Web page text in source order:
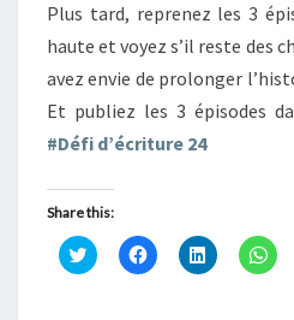
Plus tard, reprenez les 3
haute et voyez s’il reste des
avez envie de prolonger
Et publiez les 3 épisodes
#Défi d’écriture 24
Share this:
C
l
C
l
C
l
C
l